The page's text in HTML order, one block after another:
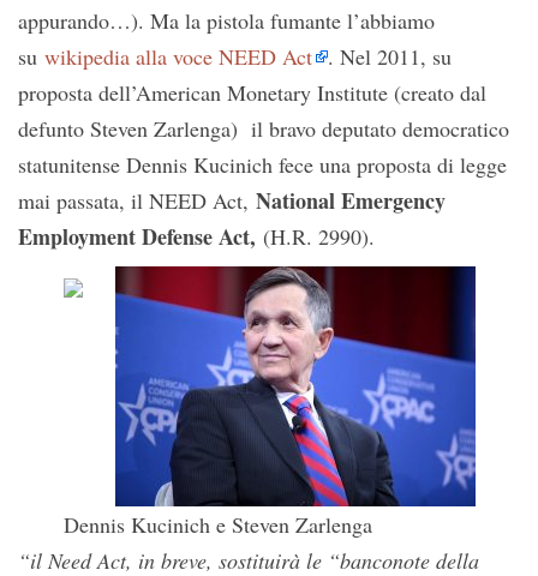
appurando…). Ma la pistola fumante l’abbiamo
su wikipedia alla voce NEED Act . Nel 2011, su
proposta dell’American Monetary Institute (creato dal
defunto Steven Zarlenga) il bravo deputato democratico
statunitense Dennis Kucinich fece una proposta di legge
mai passata, il NEED Act, National Emergency
Employment Defense Act, (H.R. 2990).
Dennis Kucinich e Steven Zarlenga
“il Need Act, in breve, sostituirà le “banconote della